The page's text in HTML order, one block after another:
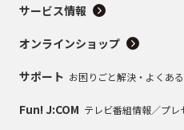
サービス情報
オンラインショップ
サポート お困りごと解決・よくあ
Fun! J:COM テレビ番組情報／プレ